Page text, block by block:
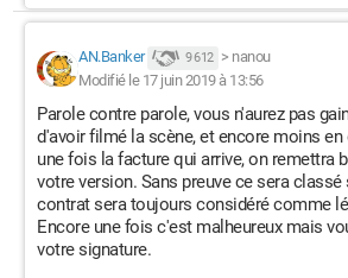
AN.Banker 9 612 > nanou
Modifié le 17 juin 2019 à 13:56
Parole contre parole, vous n'aurez pas
d'avoir filmé la scène, et encore moins
une fois la facture qui arrive, on remettra
votre version. Sans preuve ce sera
contrat sera toujours considéré comme
Encore une fois c'est malheureux mais
votre signature.